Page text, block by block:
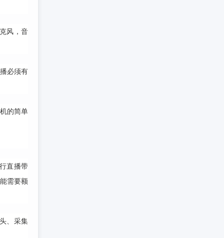
风，音
必须有
的简单
直播带
需要额
、采集